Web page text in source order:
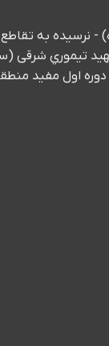
- نرسيده به
تيموري شرقی